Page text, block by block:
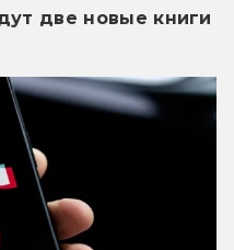
две новые книги